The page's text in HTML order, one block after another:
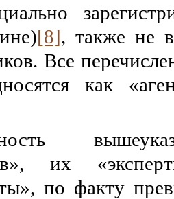
[8], также не
Все
как
их
по факту